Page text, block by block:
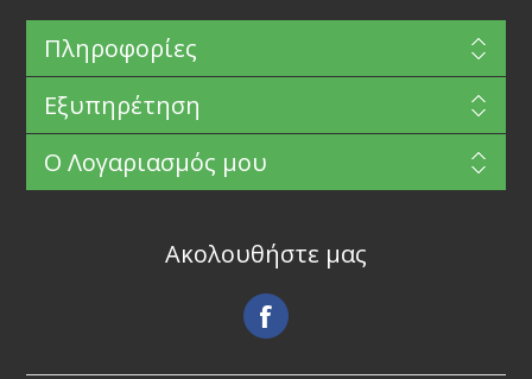
Πληροφορίες
Εξυπηρέτηση
Ο Λογαριασμός μου
Ακολουθήστε μας